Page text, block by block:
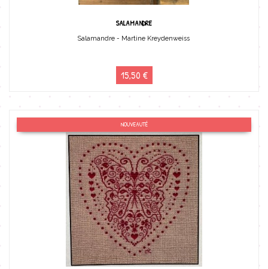
SALAMANDRE
Salamandre - Martine Kreydenweiss
15,50 €
NOUVEAUTÉ